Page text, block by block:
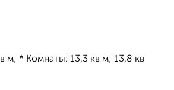
м; * Комнаты: 13,3 кв м; 13,8 кв